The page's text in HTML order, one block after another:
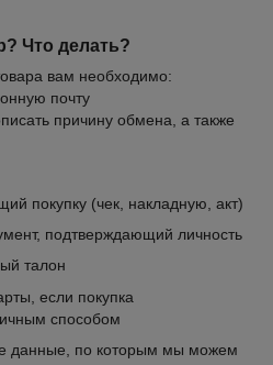
Что делать?
вам необходимо:
почту
причину обмена, а также
покупку (чек, накладную, акт)
подтверждающий личность
талон
если покупка
способом
данные, по которым мы можем